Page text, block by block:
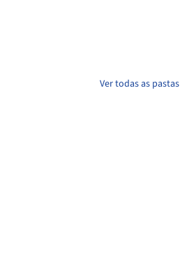
Ver todas as pastas